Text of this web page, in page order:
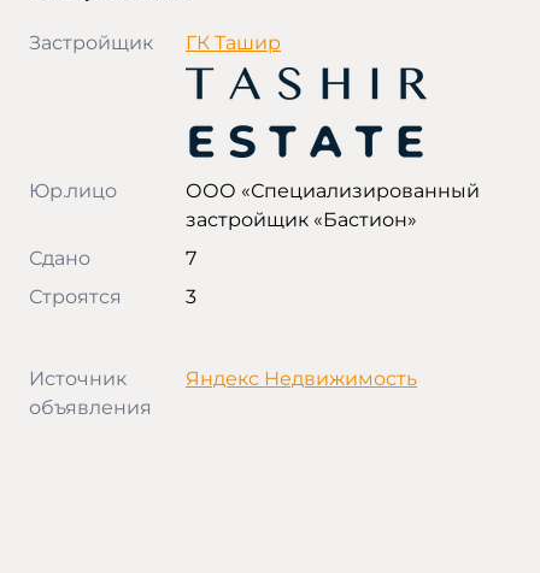
Застройщик ГК Ташир
Юр.лицо
ООО «Специализированный
застройщик «Бастион»
Сдано
7
Строятся
3
Источник
объявления
Яндекс Недвижимость